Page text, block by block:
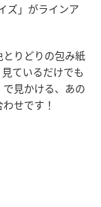
ズ」がラインア
りどりの包み紙
ているだけでも
見かける、あの
わせです！